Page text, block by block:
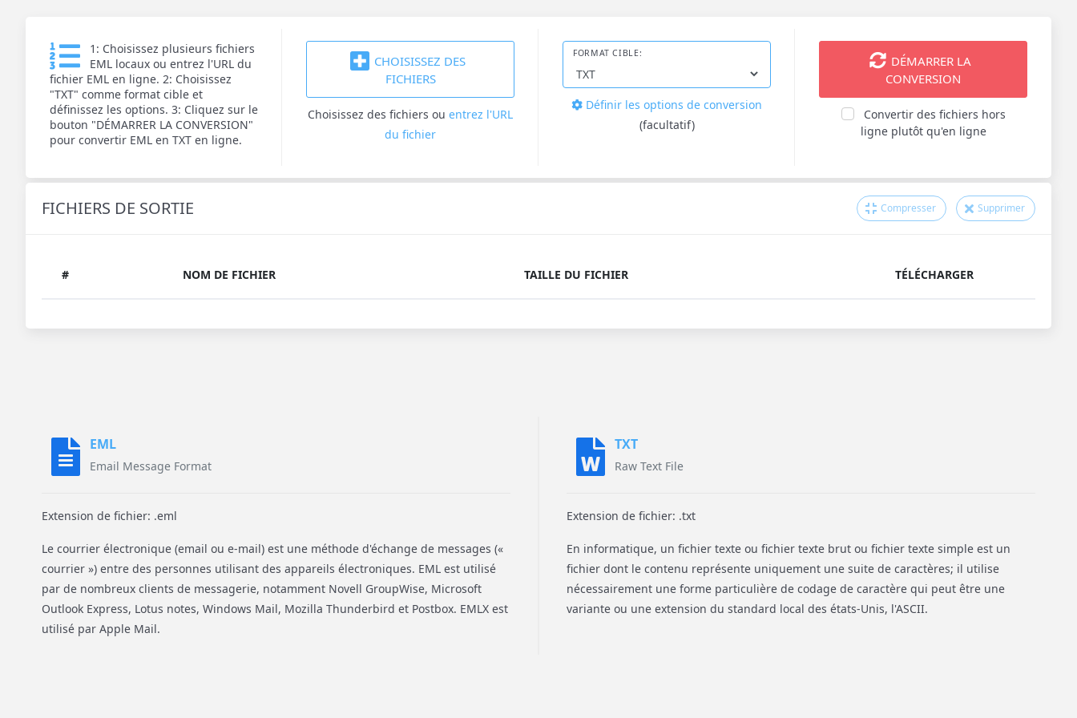
1: Choisissez plusieurs fichiers
EML locaux ou entrez l'URL du
fichier EML en ligne. 2: Choisissez
"TXT" comme format cible et
définissez les options. 3: Cliquez sur le
bouton "DÉMARRER LA CONVERSION"
pour convertir EML en TXT en ligne.
CHOISISSEZ DES
FICHIERS
Choisissez des fichiers ou entrez l'URL
du fichier
FORMAT CIBLE:
Définir les options de conversion
(facultatif)
DÉMARRER LA
CONVERSION
Convertir des fichiers hors
ligne plutôt qu'en ligne
FICHIERS DE SORTIE Compresser Supprimer
# NOM DE FICHIER TAILLE DU FICHIER TÉLÉCHARGER
EML
Email Message Format
Extension de fichier: .eml
Le courrier électronique (email ou e-mail) est une méthode d'échange de messages («
courrier ») entre des personnes utilisant des appareils électroniques. EML est utilisé
par de nombreux clients de messagerie, notamment Novell GroupWise, Microsoft
Outlook Express, Lotus notes, Windows Mail, Mozilla Thunderbird et Postbox. EMLX est
utilisé par Apple Mail.
TXT
Raw Text File
Extension de fichier: .txt
En informatique, un fichier texte ou fichier texte brut ou fichier texte simple est un
fichier dont le contenu représente uniquement une suite de caractères; il utilise
nécessairement une forme particulière de codage de caractère qui peut être une
variante ou une extension du standard local des états-Unis, l'ASCII.